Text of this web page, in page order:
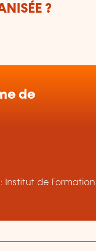
?
de
Institut de Formation